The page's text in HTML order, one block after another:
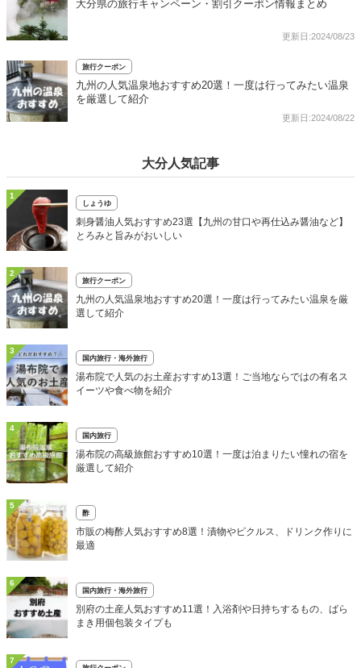
大分県の旅行キャンペーン・割引クーポン情報まとめ
更新日:2024/08/23
旅行クーポン
九州の人気温泉地おすすめ20選！一度は行ってみたい温泉
を厳選して紹介
更新日:2024/08/22
大分人気記事
1
しょうゆ
刺身醤油人気おすすめ23選【九州の甘口や再仕込み醤油など】
とろみと旨みがおいしい
2
旅行クーポン
九州の人気温泉地おすすめ20選！一度は行ってみたい温泉を厳
選して紹介
3
国内旅行・海外旅行
湯布院で人気のお土産おすすめ13選！ご当地ならではの有名ス
イーツや食べ物を紹介
4
国内旅行
湯布院の高級旅館おすすめ10選！一度は泊まりたい憧れの宿を
厳選して紹介
5
酢
市販の梅酢人気おすすめ8選！漬物やピクルス、ドリンク作りに
最適
6
国内旅行・海外旅行
別府の土産人気おすすめ11選！入浴剤や日持ちするもの、ばら
まき用個包装タイプも
7